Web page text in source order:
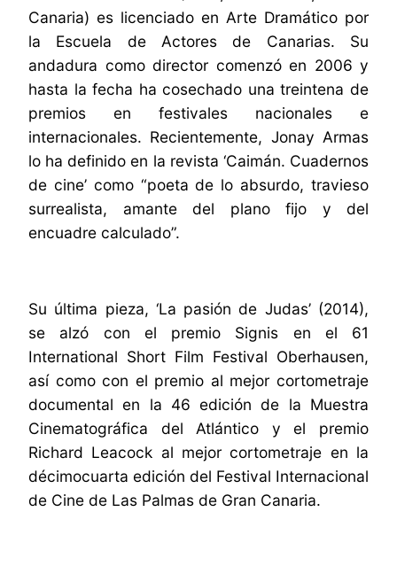
Canaria) es licenciado en Arte Dramático por
la Escuela de Actores de Canarias. Su
andadura como director comenzó en 2006 y
hasta la fecha ha cosechado una treintena de
premios en festivales nacionales e
internacionales. Recientemente, Jonay Armas
lo ha definido en la revista ‘Caimán. Cuadernos
de cine’ como “poeta de lo absurdo, travieso
surrealista, amante del plano fijo y del
encuadre calculado”.
Su última pieza, ‘La pasión de Judas’ (2014),
se alzó con el premio Signis en el 61
International Short Film Festival Oberhausen,
así como con el premio al mejor cortometraje
documental en la 46 edición de la Muestra
Cinematográfica del Atlántico y el premio
Richard Leacock al mejor cortometraje en la
décimocuarta edición del Festival Internacional
de Cine de Las Palmas de Gran Canaria.